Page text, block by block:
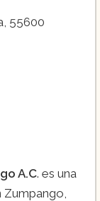
con
el
y los
55600
A.C. es una